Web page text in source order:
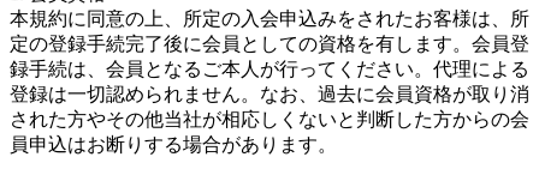
本規約に同意の上、所定の入会申込みをされたお客様は、所
定の登録手続完了後に会員としての資格を有します。会員登
録手続は、会員となるご本人が行ってください。代理による
登録は一切認められません。なお、過去に会員資格が取り消
された方やその他当社が相応しくないと判断した方からの会
員申込はお断りする場合があります。